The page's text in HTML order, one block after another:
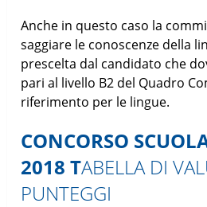
Anche in questo caso la
saggiare le conoscenze della
prescelta dal candidato che
pari al livello B2 del Quadro
riferimento per le lingue.
CONCORSO
2018 TABELLA DI
PUNTEGGI